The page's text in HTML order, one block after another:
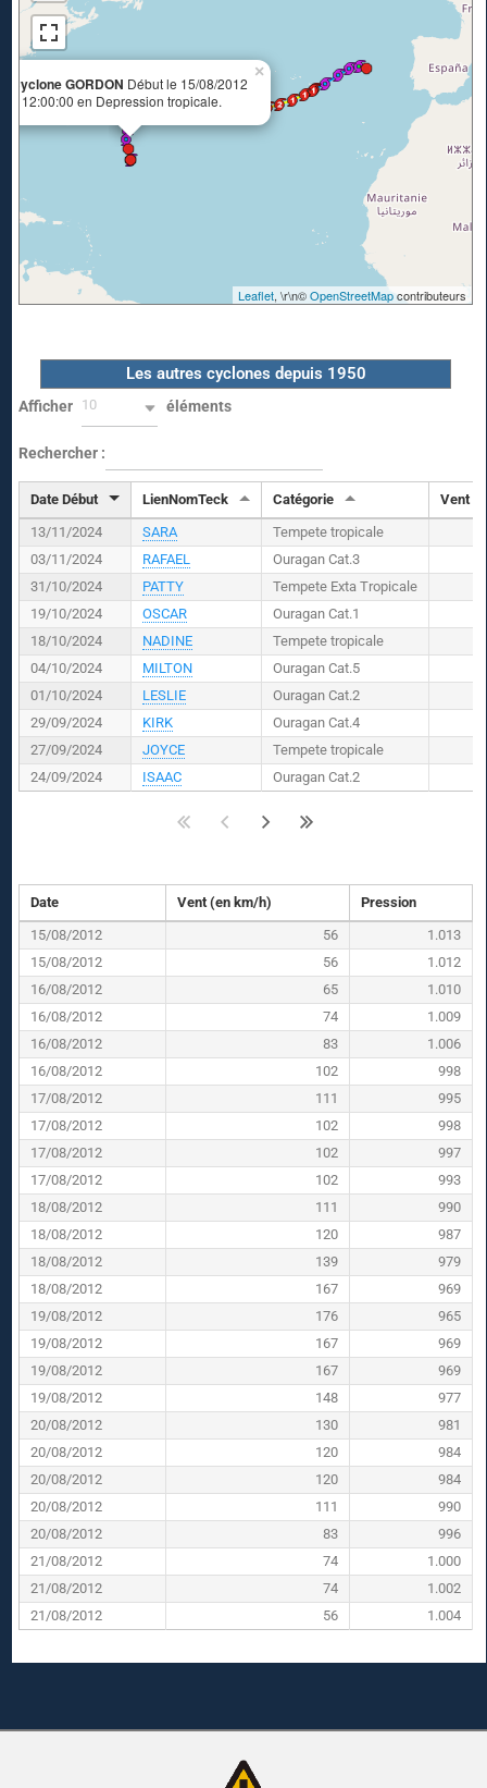
Cyclone GORDON Début le 15/08/2012
à 12:00:00 en Depression tropicale.
×
Leaflet, \r\n©OpenStreetMapcontributeurs
Les autres cyclones depuis 1950
Afficher 10 éléments
Rechercher :
Date Début LienNomTeck Catégorie Vent (
13/11/2024
SARA
Tempete tropicale
03/11/2024
RAFAEL
Ouragan Cat.3
31/10/2024
PATTY
Tempete Exta Tropicale
19/10/2024
OSCAR
Ouragan Cat.1
18/10/2024
NADINE
Tempete tropicale
04/10/2024
MILTON
Ouragan Cat.5
01/10/2024
LESLIE
Ouragan Cat.2
29/09/2024
KIRK
Ouragan Cat.4
27/09/2024
JOYCE
Tempete tropicale
24/09/2024
ISAAC Ouragan Cat.2
Date Vent (en km/h)
Pression
15/08/2012
56
1.013
15/08/2012
56
1.012
16/08/2012
65
1.010
16/08/2012
74
1.009
16/08/2012
83
1.006
16/08/2012
102
998
17/08/2012
111
995
17/08/2012
102
998
17/08/2012
102
997
17/08/2012
102
993
18/08/2012
111
990
18/08/2012
120
987
18/08/2012
139
979
18/08/2012
167
969
19/08/2012
176
965
19/08/2012
167
969
19/08/2012
167
969
19/08/2012
148
977
20/08/2012
130
981
20/08/2012
120
984
20/08/2012
120
984
20/08/2012
111
990
20/08/2012
83
996
21/08/2012
74
1.000
21/08/2012
74
1.002
21/08/2012
56 1.004